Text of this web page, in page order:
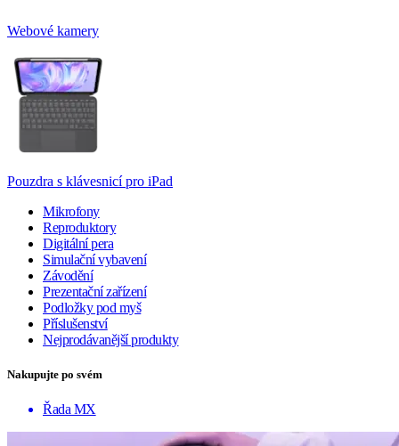
Webové kamery
Pouzdra s klávesnicí pro iPad
Mikrofony
Reproduktory
Digitální pera
Simulační vybavení
Závodění
Prezentační zařízení
Podložky pod myš
Příslušenství
Nejprodávanější produkty
Nakupujte po svém
Řada MX